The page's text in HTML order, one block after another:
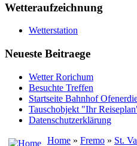
Wetteraufzeichnung
Wetterstation
Neueste Beitraege
Wetter Rorichum
Besuchte Treffen
Startseite Bahnhof
Tauschobjekt "Ihr
Datenschutzerklärung
Home » Fremo » St.